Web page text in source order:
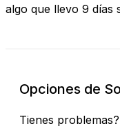
algo que llevo 9 días
Opciones de
Tienes